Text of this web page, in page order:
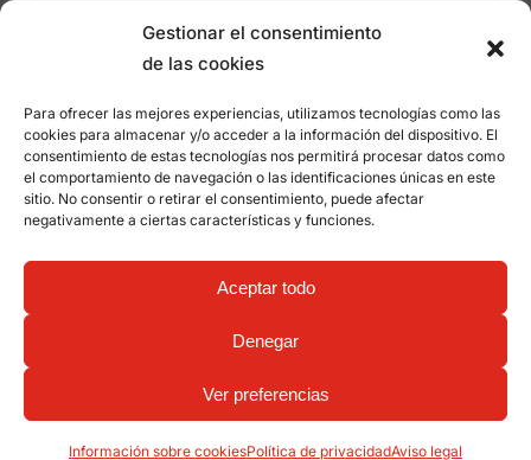
Gestionar el consentimiento
de las cookies
Para ofrecer las mejores experiencias, utilizamos tecnologías como las
cookies para almacenar y/o acceder a la información del dispositivo. El
consentimiento de estas tecnologías nos permitirá procesar datos como
el comportamiento de navegación o las identificaciones únicas en este
sitio. No consentir o retirar el consentimiento, puede afectar
negativamente a ciertas características y funciones.
Aceptar todo
Denegar
Ver preferencias
Información sobre cookiesPolítica de privacidadAviso legal
46960 ALDAIA
Valencia – España
+34 96 151 53 44
info@grupfabregas.com
Grup Fábregas
Acceso distribuidores
Aviso legal
Política de privacidad
Información sobre cookies
mobiliario urbano ECO Friendly –
qualitystudio